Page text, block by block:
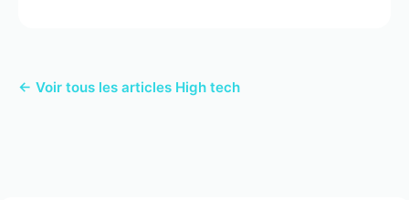
← Voir tous les articles High tech